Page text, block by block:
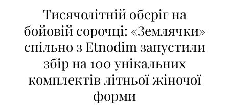
Тисячолітній оберіг на
бойовій сорочці: «Землячки»
спільно з Etnodim запустили
збір на 100 унікальних
комплектів літньої жіночої
форми